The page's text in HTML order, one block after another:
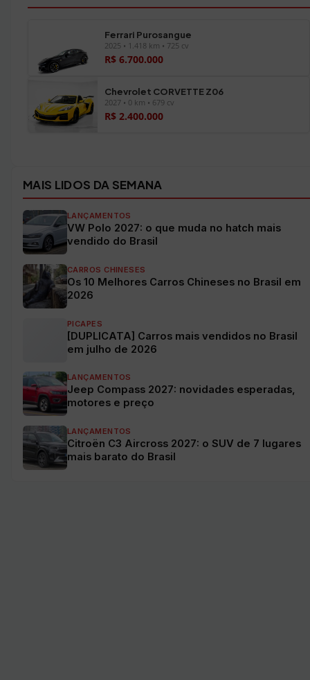
Ferrari Purosangue
2025 • 1.418 km • 725 cv
R$ 6.700.000
Chevrolet CORVETTE Z06
2027 • 0 km • 679 cv
R$ 2.400.000
MAIS LIDOS DA SEMANA
LANÇAMENTOS
VW Polo 2027: o que muda no hatch mais
vendido do Brasil
CARROS CHINESES
Os 10 Melhores Carros Chineses no Brasil em
2026
PICAPES
[DUPLICATA] Carros mais vendidos no Brasil
em julho de 2026
LANÇAMENTOS
Jeep Compass 2027: novidades esperadas,
motores e preço
LANÇAMENTOS
Citroën C3 Aircross 2027: o SUV de 7 lugares
mais barato do Brasil